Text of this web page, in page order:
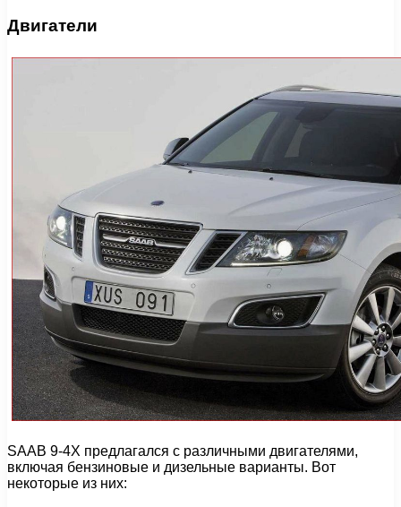
Двигатели
SAAB 9-4X предлагался с различными двигателями,
включая бензиновые и дизельные варианты. Вот
некоторые из них: